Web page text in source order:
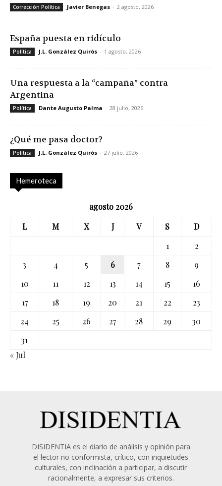
Corrección Política Javier Benegas - 2 agosto, 2026
España puesta en ridículo
Política J.L. González Quirós - 1 agosto, 2026
Una respuesta a la “campaña” contra
Argentina
Política Dante Augusto Palma - 28 julio, 2026
¿Qué me pasa doctor?
Política J.L. González Quirós - 27 julio, 2026
Hemeroteca
agosto 2026
L
M X J V S
D
1
2
3
4 5 6 7 8
9
10
11 12 13 14 15
16
17
18 19 20 21 22
23
24
25 26 27 28 29
30
31
« Jul
DISIDENTIA es el diario de análisis y opinión para
el lector no conformista, crítico, con inquietudes
culturales, con inclinación a participar, a discutir
racionalmente, a expresar sus criterios.